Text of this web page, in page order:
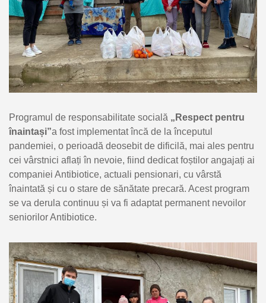
Programul de responsabilitate socială „Respect pentru
înaintași”a fost implementat încă de la începutul
pandemiei, o perioadă deosebit de dificilă, mai ales pentru
cei vârstnici aflați în nevoie, fiind dedicat foștilor angajați ai
companiei Antibiotice, actuali pensionari, cu vârstă
înaintată și cu o stare de sănătate precară. Acest program
se va derula continuu și va fi adaptat permanent nevoilor
seniorilor Antibiotice.